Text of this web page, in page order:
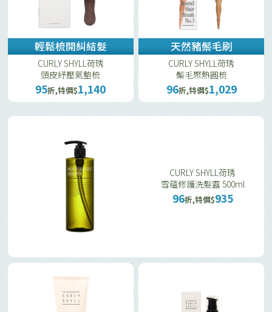
輕鬆梳開糾結髮
CURLY SHYLL荷琇
頭皮紓壓氣墊梳
95折,特價$1,140
天然豬鬃毛刷
CURLY SHYLL荷琇
鬃毛聚熱圓梳
96折,特價$1,029
CURLY SHYLL荷琇
雪蘊修護洗髮露 500ml
96折,特價$935